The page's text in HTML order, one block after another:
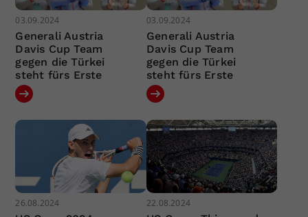
03.09.2024
Generali Austria
Davis Cup Team
gegen die Türkei
steht fürs Erste
03.09.2024
Generali Austria
Davis Cup Team
gegen die Türkei
steht fürs Erste
26.08.2024 22.08.2024